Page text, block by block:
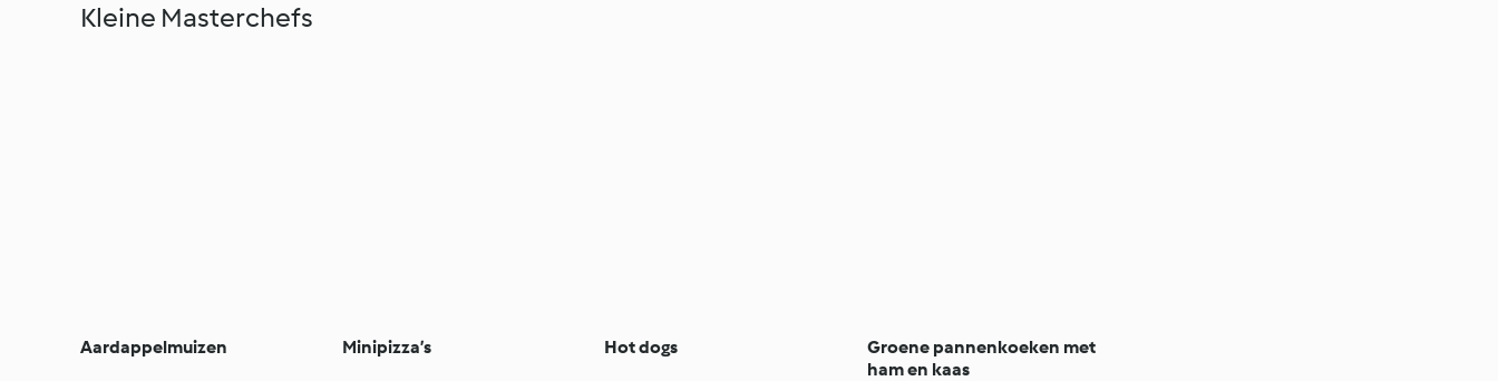
Kleine Masterchefs
Aardappelmuizen Minipizza’s Hot dogs
Groene pannenkoeken met
ham en kaas